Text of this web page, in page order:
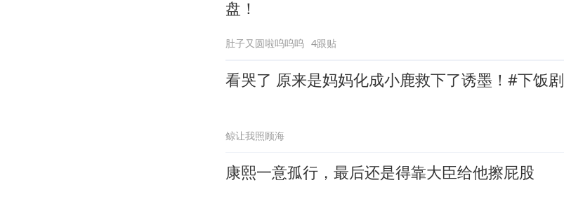
盘！
肚子又圆啦呜呜呜 4跟贴
看哭了 原来是妈妈化成小鹿救下了诱墨！#下饭剧
鲸让我照顾海
康熙一意孤行，最后还是得靠大臣给他擦屁股